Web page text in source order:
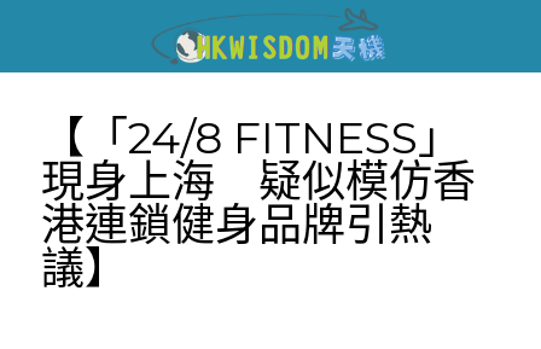
【「24/8 FITNESS」
現身上海　疑似模仿香
港連鎖健身品牌引熱
議】